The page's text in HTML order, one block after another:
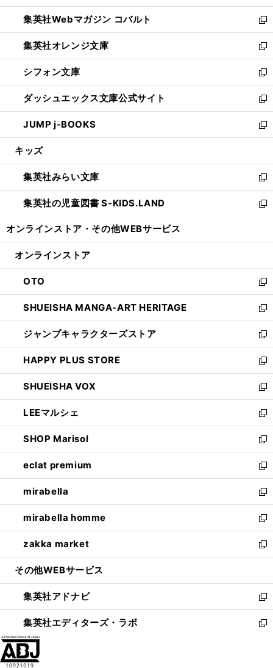
開
く
ウ
で
開
く
ン
ド
ウ
で
開
く
ウ
ィ
ン
ド
ウ
で
開
く
集英社Webマガジン コバルト
新
し
い
ウ
ィ
ン
ド
ウ
で
開
集英社オレンジ文庫
新
し
い
ウ
ィ
ン
ド
ウ
開
く
シフォン文庫
新
し
い
ウ
ィ
ン
ウ
で
開
く
ダッシュエックス文庫公式サイト
新
し
い
ウ
ン
ド
ウ
で
JUMP j-BOOKS
新
し
ウ
ィ
ン
ド
開
キッズ
集英社みらい文庫
新
し
い
ン
ウ
で
開
く
集英社の児童図書 S-KIDS.LAND
新
ウ
ン
ド
ウ
で
開
く
オンラインストア・ その他WEBサービス
オンラインストア
OTO
新
し
い
ウ
ィ
ン
ド
ウ
で
開
く
SHUEISHA MANGA-ART HERITAGE
新
し
い
ウ
ィ
ン
ド
ウ
で
開
く
ジャンプキャラクターズストア
新
し
い
ウ
ィ
ン
ド
ウ
で
開
く
HAPPY PLUS STORE
新
し
い
ウ
ィ
ン
ド
ウ
で
開
く
SHUEISHA VOX
新
し
い
ウ
ィ
ン
ド
ウ
で
開
く
LEEマルシェ
新
し
い
ウ
ィ
ン
ド
ウ
で
開
く
SHOP Marisol
新
し
い
ウ
ィ
ン
ド
ウ
で
開
eclat premium
新
し
い
ウ
ィ
ン
ド
ウ
開
く
mirabella
新
し
い
ウ
ィ
ン
ウ
で
開
く
mirabella homme
新
し
い
ウ
ン
ド
ウ
で
zakka market
新
し
ウ
ィ
ン
ド
その他WEBサービス
集英社アドナビ
新
し
い
集英社エディターズ・ラボ
新